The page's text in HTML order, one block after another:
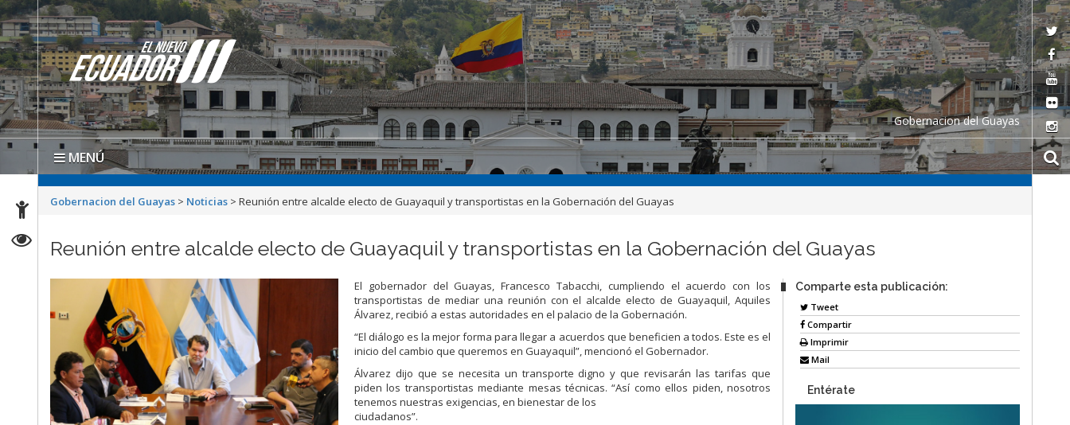
Gobernacion del Guayas
MENÚ
Gobernacion del Guayas > Noticias >Reunión entre alcalde electo de Guayaquil y transportistas en la Gobernación del Guayas
Reunión entre alcalde electo de Guayaquil y transportistas en la Gobernación del Guayas
El gobernador del Guayas, Francesco Tabacchi, cumpliendo el acuerdo con los
transportistas de mediar una reunión con el alcalde electo de Guayaquil, Aquiles
Álvarez, recibió a estas autoridades en el palacio de la Gobernación.
“El diálogo es la mejor forma para llegar a acuerdos que beneficien a todos. Este es el
inicio del cambio que queremos en Guayaquil”, mencionó elGobernador.
Álvarez dijo que se necesita un transporte digno y que revisarán las tarifas que
piden los transportistas mediante mesas técnicas. “Así como ellos piden, nosotros
tenemos nuestras exigencias,en bienestar de los
ciudadanos”.
Comparte esta publicación:
Tweet
Compartir
Imprimir
Mail
Entérate